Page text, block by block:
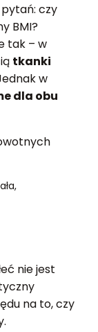
czy
BMI?
tak – w
tkanki
w
dla obu
nie jest
na to, czy